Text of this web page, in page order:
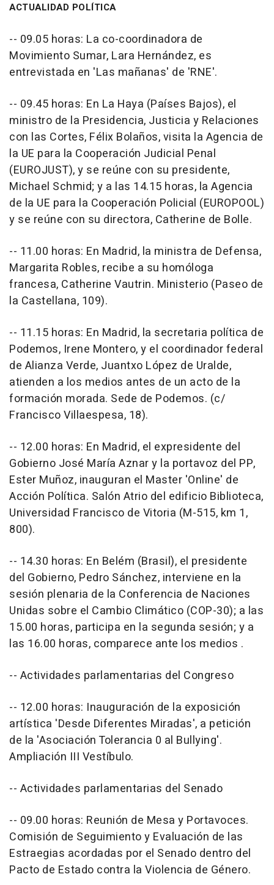
ACTUALIDAD POLÍTICA
-- 09.05 horas: La co-coordinadora de
Movimiento Sumar, Lara Hernández, es
entrevistada en 'Las mañanas' de 'RNE'.
-- 09.45 horas: En La Haya (Países Bajos), el
ministro de la Presidencia, Justicia y Relaciones
con las Cortes, Félix Bolaños, visita la Agencia de
la UE para la Cooperación Judicial Penal
(EUROJUST), y se reúne con su presidente,
Michael Schmid; y a las 14.15 horas, la Agencia
de la UE para la Cooperación Policial (EUROPOOL)
y se reúne con su directora, Catherine de Bolle.
-- 11.00 horas: En Madrid, la ministra de Defensa,
Margarita Robles, recibe a su homóloga
francesa, Catherine Vautrin. Ministerio (Paseo de
la Castellana, 109).
-- 11.15 horas: En Madrid, la secretaria política de
Podemos, Irene Montero, y el coordinador federal
de Alianza Verde, Juantxo López de Uralde,
atienden a los medios antes de un acto de la
formación morada. Sede de Podemos. (c/
Francisco Villaespesa, 18).
-- 12.00 horas: En Madrid, el expresidente del
Gobierno José María Aznar y la portavoz del PP,
Ester Muñoz, inauguran el Master 'Online' de
Acción Política. Salón Atrio del edificio Biblioteca,
Universidad Francisco de Vitoria (M-515, km 1,
800).
-- 14.30 horas: En Belém (Brasil), el presidente
del Gobierno, Pedro Sánchez, interviene en la
sesión plenaria de la Conferencia de Naciones
Unidas sobre el Cambio Climático (COP-30); a las
15.00 horas, participa en la segunda sesión; y a
las 16.00 horas, comparece ante los medios .
-- Actividades parlamentarias del Congreso
-- 12.00 horas: Inauguración de la exposición
artística 'Desde Diferentes Miradas', a petición
de la 'Asociación Tolerancia 0 al Bullying'.
Ampliación III Vestíbulo.
-- Actividades parlamentarias del Senado
-- 09.00 horas: Reunión de Mesa y Portavoces.
Comisión de Seguimiento y Evaluación de las
Estraegias acordadas por el Senado dentro del
Pacto de Estado contra la Violencia de Género.